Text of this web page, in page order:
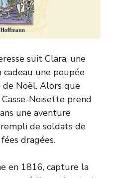
suit Clara, une
une poupée
Noël. Alors que
Noisette prend
une aventure
de soldats de
dragées.
en 1816, capture la